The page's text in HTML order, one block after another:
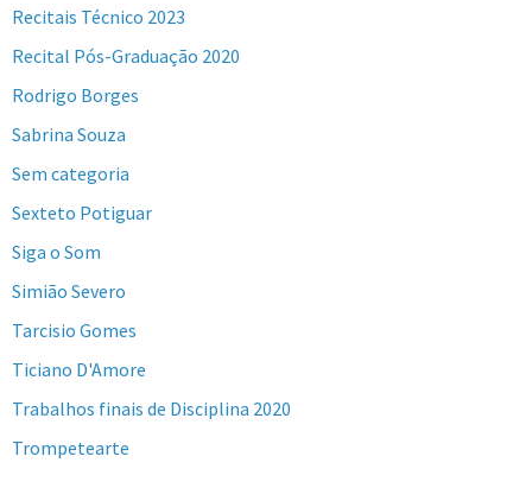
Recitais Técnico 2023
Recital Pós-Graduação 2020
Rodrigo Borges
Sabrina Souza
Sem categoria
Sexteto Potiguar
Siga o Som
Simião Severo
Tarcisio Gomes
Ticiano D'Amore
Trabalhos finais de Disciplina 2020
Trompetearte